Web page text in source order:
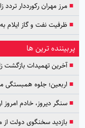
■مرز مهران رکورددار تردد
■ظرفیت نفت و گاز ایلام
پربیننده ترین ها
■آخرین تهمیدات بازگشت
■ اربعین؛ جلوه همبستگی
■سنگر دیروز، خادم امروز
■بازدید سخنگوی دولت از